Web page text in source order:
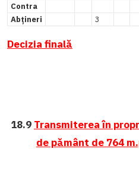
Contra
Abțineri
3
Decizia finală
18.9 Transmiterea în
de pământ de 764